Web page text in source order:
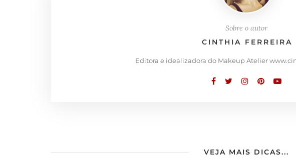
Sobre o autor
CINTHIA FERREIRA
Editora e idealizadora do Makeup Atelier
VEJA MAIS DICAS...